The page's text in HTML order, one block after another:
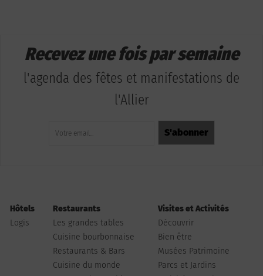
Recevez une fois par semaine
l'agenda des fêtes et manifestations de
l'Allier
Hôtels
Logis
Restaurants
Les grandes tables
Cuisine bourbonnaise
Restaurants & Bars
Cuisine du monde
Visites et Activités
Découvrir
Bien être
Musées Patrimoine
Parcs et Jardins